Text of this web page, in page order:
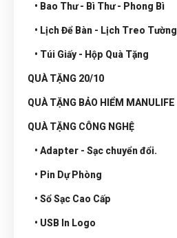
• Bao Thư - Bì Thư - Phong Bì
• Lịch Để Bàn - Lịch Treo Tường
• Túi Giấy - Hộp Quà Tặng
QUÀ TẶNG 20/10
QUÀ TẶNG BẢO HIỂM MANULIFE
QUÀ TẶNG CÔNG NGHỆ
• Adapter - Sạc chuyển đổi.
• Pin Dự Phòng
• Sổ Sạc Cao Cấp
• USB In Logo